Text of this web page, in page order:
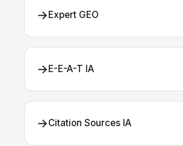
→Expert GEO
→E-E-A-T IA
→Citation Sources IA